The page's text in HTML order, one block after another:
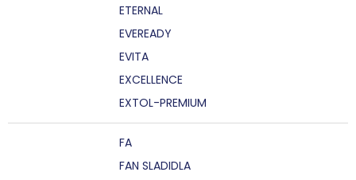
ETERNAL
EVEREADY
EVITA
EXCELLENCE
EXTOL-PREMIUM
FA
FAN SLADIDLA